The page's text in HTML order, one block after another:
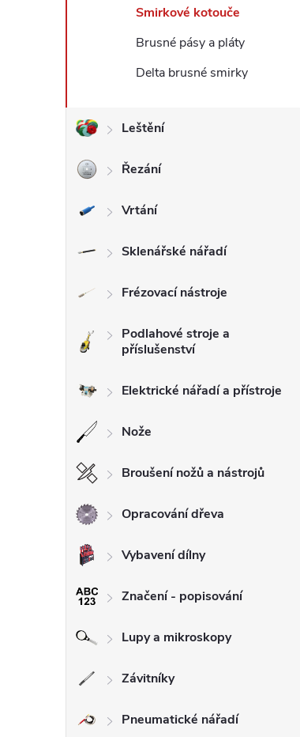
Smirkové kotouče
Brusné pásy a pláty
Delta brusné smirky
Leštění
Řezání
Vrtání
Sklenářské nářadí
Frézovací nástroje
Podlahové stroje a
příslušenství
Elektrické nářadí a přístroje
Nože
Broušení nožů a nástrojů
Opracování dřeva
Vybavení dílny
Značení - popisování
Lupy a mikroskopy
Závitníky
Pneumatické nářadí